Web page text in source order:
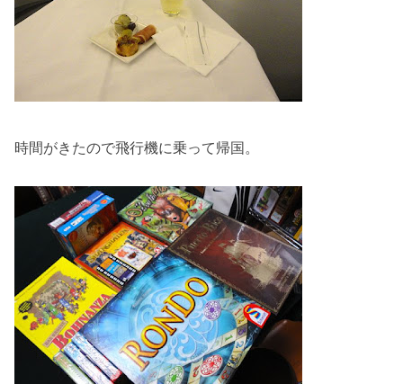
時間がきたので飛行機に乗って帰国。